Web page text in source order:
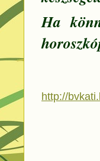
Ha
http://